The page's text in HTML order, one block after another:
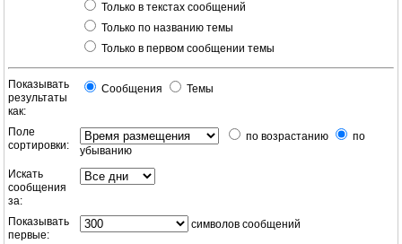
Только в текстах сообщений
Только по названию темы
Только в первом сообщении темы
Показывать
результаты
как:
Сообщения Темы
Поле
сортировки:
по возрастанию
по
убыванию
Искать
сообщения
за:
Показывать
первые:
символов сообщений